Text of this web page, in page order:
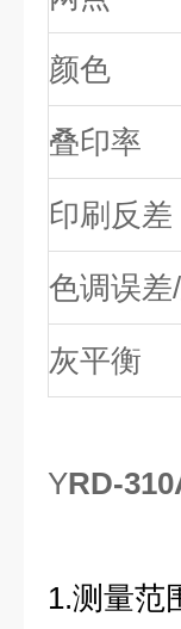
颜色
叠印率
印刷反差
色调误差
灰平衡
YRD-
1.测量范